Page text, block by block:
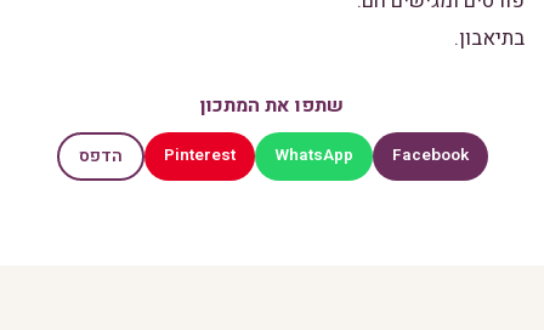
בתיאבון.
שתפו את המתכון
Facebook
WhatsApp
Pinterest הדפס